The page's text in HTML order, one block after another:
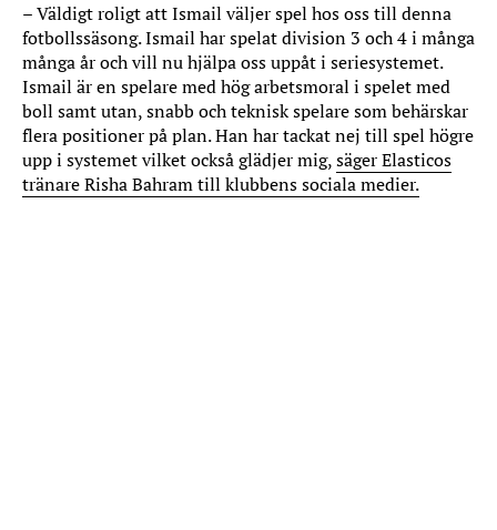
– Väldigt roligt att Ismail väljer spel hos oss till denna
fotbollssäsong. Ismail har spelat division 3 och 4 i många
många år och vill nu hjälpa oss uppåt i seriesystemet.
Ismail är en spelare med hög arbetsmoral i spelet med
boll samt utan, snabb och teknisk spelare som behärskar
flera positioner på plan. Han har tackat nej till spel högre
upp i systemet vilket också glädjer mig,säger Elasticos
tränare Risha Bahram till klubbens sociala medier.